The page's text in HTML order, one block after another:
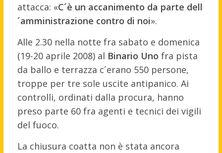
attacca: «C´è un accanimento da parte dell
´amministrazione contro di noi».
Alle 2.30 nella notte fra sabato e domenica
(19-20 aprile 2008) al Binario Uno fra pista
da ballo e terrazza c´erano 550 persone,
troppe per tre sole uscite antipanico. Ai
controlli, ordinati dalla procura, hanno
preso parte 60 fra agenti e tecnici dei vigili
del fuoco.
La chiusura coatta non è stata ancora